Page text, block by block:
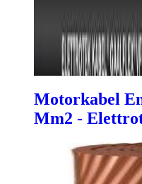
Motorkabel
Mm2 -